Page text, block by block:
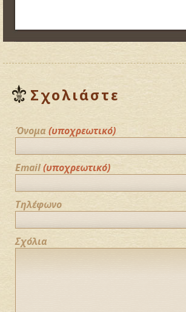
Σχολιάστε
Όνομα (υποχρεωτικό)
Email(υποχρεωτικό)
Τηλέφωνο
Σχόλια